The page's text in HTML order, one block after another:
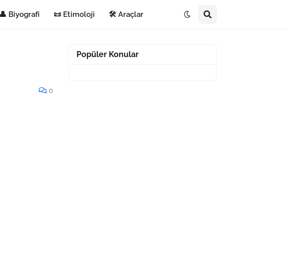
👤 Biyografi 📜 Etimoloji 🛠️ Araçlar
0
Popüler Konular